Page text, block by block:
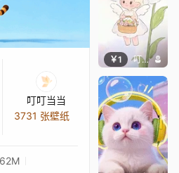
叮叮当当
3731 张壁纸
￥1 叮叮当当